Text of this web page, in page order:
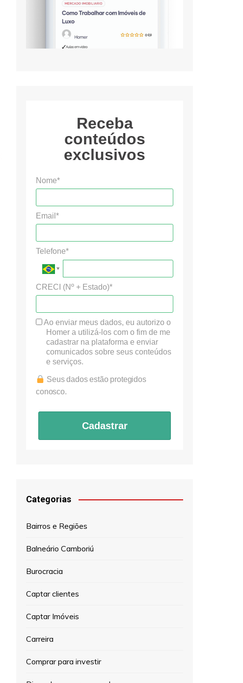
Receba
conteúdos
exclusivos
Nome*
Email*
Telefone*
CRECI (Nº + Estado)*
Ao enviar meus dados, eu autorizo o
Homer a utilizá-los com o fim de me
cadastrar na plataforma e enviar
comunicados sobre seus conteúdos
e serviços.
Seus dados estão protegidos
conosco.
Cadastrar
Categorias
Bairros e Regiões
Balneário Camboriú
Burocracia
Captar clientes
Captar Imóveis
Carreira
Comprar para investir